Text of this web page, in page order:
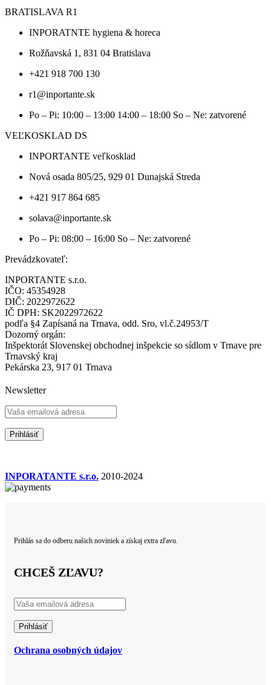
BRATISLAVA R1
INPORATNTE hygiena & horeca
Rožňavská 1, 831 04 Bratislava
+421 918 700 130
r1@inportante.sk
Po – Pi: 10:00 – 13:00 14:00 – 18:00 So – Ne: zatvorené
VEĽKOSKLAD DS
INPORTANTE veľkosklad
Nová osada 805/25, 929 01 Dunajská Streda
+421 917 864 685
solava@inportante.sk
Po – Pi: 08:00 – 16:00 So – Ne: zatvorené
Prevádzkovateľ:
INPORTANTE s.r.o.
IČO: 45354928
DIČ: 2022972622
IČ DPH: SK2022972622
podľa §4 Zapísaná na Trnava, odd. Sro, vl.č.24953/T
Dozorný orgán:
Inšpektorát Slovenskej obchodnej inšpekcie so sídlom v Trnave pre
Trnavský kraj
Pekárska 23, 917 01 Trnava
Newsletter
INPORATANTE s.r.o. 2010-2024
Prihlás sa do odberu našich noviniek a získaj extra zľavu.
CHCEŠ ZĽAVU?
Ochrana osobných údajov